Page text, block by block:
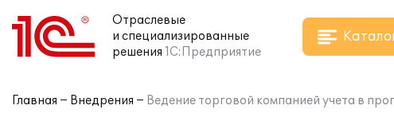
Отраслевые
и специализированные
решения 1С:Предприятие
Главная Внедрения Ведение торговой компанией учета в